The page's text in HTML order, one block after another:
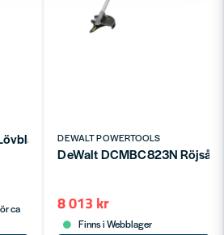
54V (utan batteri)
ca
DEWALT POWERTOOLS
DeWalt DCMBC823N Röjsåg
8 013 kr
Finns i Webblager